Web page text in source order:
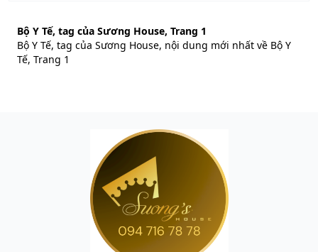
Bộ Y Tế, tag của Sương House, Trang 1
Bộ Y Tế, tag của Sương House, nội dung mới nhất về Bộ Y
Tế, Trang 1